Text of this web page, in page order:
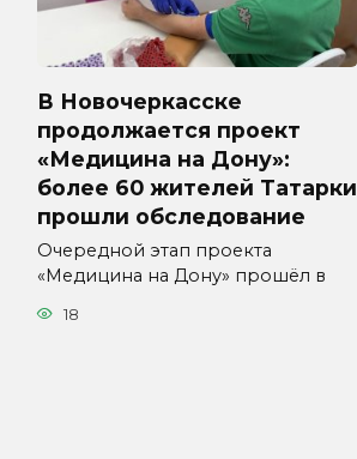
В Новочеркасске
продолжается проект
«Медицина на Дону»:
более 60 жителей Татарки
прошли обследование
Очередной этап проекта
«Медицина на Дону» прошёл в
18